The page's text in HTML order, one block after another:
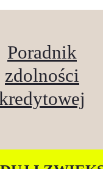
Poradnik
zdolności